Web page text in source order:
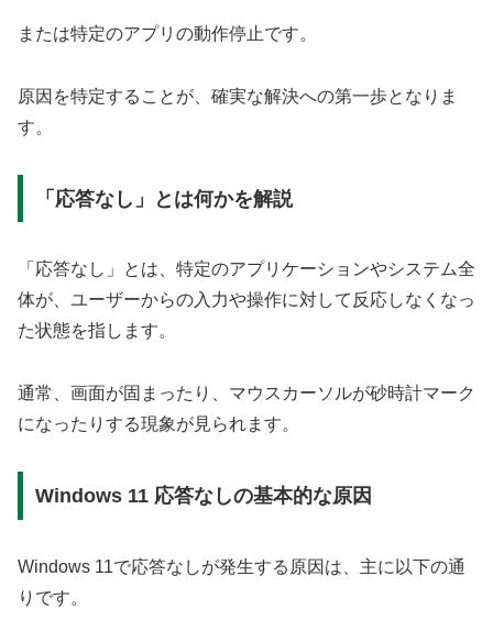
または特定のアプリの動作停止です。
原因を特定することが、確実な解決への第一歩となりま
す。
「応答なし」とは何かを解説
「応答なし」とは、特定のアプリケーションやシステム全
体が、ユーザーからの入力や操作に対して反応しなくなっ
た状態を指します。
通常、画面が固まったり、マウスカーソルが砂時計マーク
になったりする現象が見られます。
Windows 11 応答なしの基本的な原因
Windows 11で応答なしが発生する原因は、主に以下の通
りです。